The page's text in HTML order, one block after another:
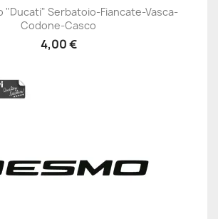
"Ducati" Serbatoio-Fiancate-Vasca-
Codone-Casco
4,00 €